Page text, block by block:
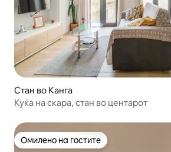
Стан во Канга
Куќа на скара, стан во центарот
Омилено на гостите
Омилено на гостите